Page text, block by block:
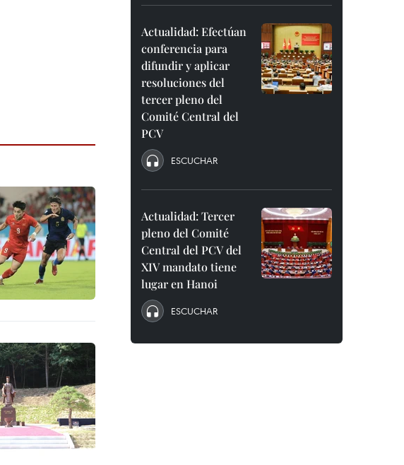
Actualidad: Efectúan
conferencia para
difundir y aplicar
resoluciones del
tercer pleno del
Comité Central del
PCV
ESCUCHAR
Actualidad: Tercer
pleno del Comité
Central del PCV del
XIV mandato tiene
lugar en Hanoi
ESCUCHAR